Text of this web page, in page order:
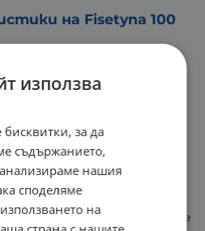
на Fisetyna 100
притежава
Той допринася за
от оксидативен стрес,
радикали.
Флавоноидите като
поддържането на
на клетките в организма.
с естествените
на клетките.
функция: Физетинът е
използва
за да
съдържанието,
нашия
споделяме
на